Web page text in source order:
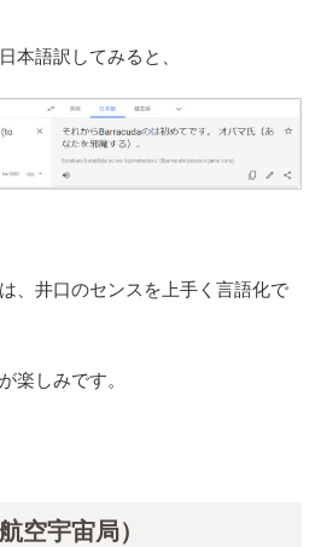
本語訳してみると、
、井口のセンスを上手く言語化で
楽しみです。
空宇宙局）